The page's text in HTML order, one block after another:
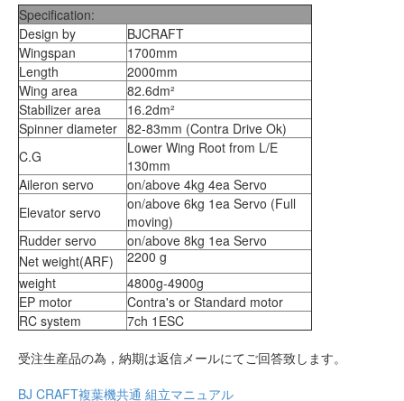
Specification:
Design by
BJCRAFT
Wingspan
1700mm
Length
2000mm
Wing area
82.6dm²
Stabilizer area
16.2dm²
Spinner diameter 82-83mm (Contra Drive Ok)
C.G
Lower Wing Root from L/E
130mm
Aileron servo
on/above 4kg 4ea Servo
Elevator servo
on/above 6kg 1ea Servo (Full
moving)
Rudder servo
on/above 8kg 1ea Servo
Net weight(ARF)
2200 g
weight
4800g-4900g
EP motor
Contra's or Standard motor
RC system
7ch 1ESC
受注生産品の為，納期は返信メールにてご回答致します。
BJ CRAFT複葉機共通 組立マニュアル